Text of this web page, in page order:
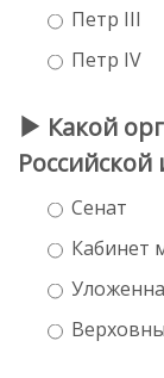
Петр III
Петр IV
Какой
Сенат
Кабинет